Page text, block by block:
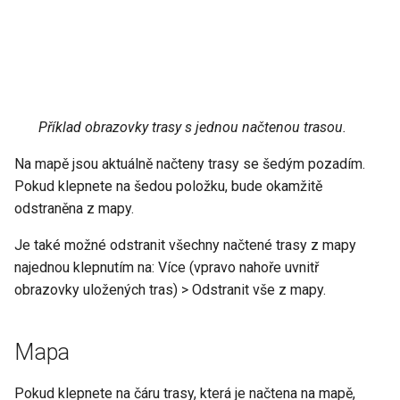
Příklad obrazovky trasy s jednou načtenou trasou.
Na mapě jsou aktuálně načteny trasy se šedým pozadím.
Pokud klepnete na šedou položku, bude okamžitě
odstraněna z mapy.
Je také možné odstranit všechny načtené trasy z mapy
najednou klepnutím na: Více (vpravo nahoře uvnitř
obrazovky uložených tras) > Odstranit vše z mapy.
Mapa
Pokud klepnete na čáru trasy, která je načtena na mapě,